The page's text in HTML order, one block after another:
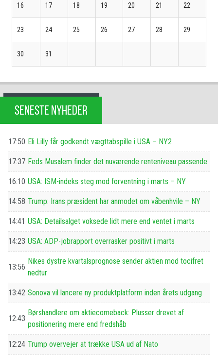
16 17 18 19 20 21 22
23 24 25 26 27 28 29
30 31
SENESTE NYHEDER
17:50 Eli Lilly får godkendt vægttabspille i USA – NY2
17:37 Feds Musalem finder det nuværende renteniveau passende
16:10 USA: ISM-indeks steg mod forventning i marts – NY
14:58 Trump: Irans præsident har anmodet om våbenhvile – NY
14:41 USA: Detailsalget voksede lidt mere end ventet i marts
14:23 USA: ADP-jobrapport overrasker positivt i marts
13:56
Nikes dystre kvartalsprognose sender aktien mod tocifret
nedtur
13:42 Sonova vil lancere ny produktplatform inden årets udgang
12:43
Børshandlere om aktiecomeback: Plusser drevet af
positionering mere end fredshåb
12:24 Trump overvejer at trække USA ud af Nato